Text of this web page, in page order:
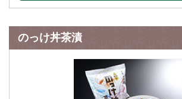
のっけ丼茶漬